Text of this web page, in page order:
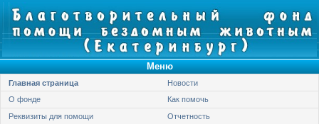
Меню
Главная страница
Новости
О фонде
Как помочь
Реквизиты для помощи
Отчетность